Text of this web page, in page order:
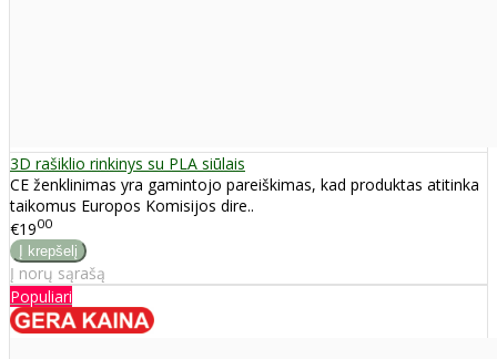
3D rašiklio rinkinys su PLA siūlais
CE ženklinimas yra gamintojo pareiškimas, kad produktas atitinka
taikomus Europos Komisijos dire..
€1900
Į norų sąrašą
Populiari